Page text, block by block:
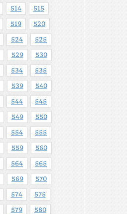
514 515
519 520
524 525
529 530
534 535
539 540
544 545
549 550
554 555
559 560
564 565
569 570
574 575
579 580